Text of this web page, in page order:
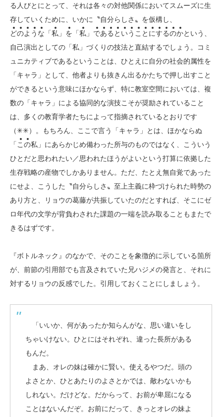
る人びとにとって、それは各々の対他関係においてスムーズに生
存していくために、いかに〝自分らしさ〟を仮構し、
どのよ う な 「私 」 を 「私 」 である と いう こ と にするのかという、
自己演出としての「私」づくりの技法と直結するでしょう。コミ
ュニカティブであるということは、ひとえに自分の社会的属性を
「キャラ」として、他者よりも抜きん出るかたちで押し出すこと
ができるという意味にほかならず、特に教室空間においては、複
数の「キャラ」による協同的な演技こそが奨励されていること
は、多くの教育学者たちによって指摘されているとおりです
（✳✳）。もちろん、ここで言う「キャラ」とは、ほかならぬ
「 こ の私」にあらかじめ備わった所与のものではなく、こういう
ひとだと思われたい／思われたほうがよいという打算に依拠した
生存戦略の産物でしかありません。ただ、たとえ無自覚であった
にせよ、こうした〝自分らしさ〟至上主義に枠づけられた時勢の
あり方と、リョウの葛藤が共振していたのだとすれば、そこにゼ
ロ年代の文学が背負わされた課題の一端を読み取ることもまたで
きるはずです。
『ボトルネック』のなかで、そのことを象徴的に示している箇所
が、前節の引用部でも言及されていた兄ハジメの発言と、それに
対するリョウの反感でした。引用しておくことにしましょう。
「いいか、何があったか知らんがな、思い違いをし
ちゃいけない。ひとにはそれぞれ、違った長所がある
もんだ。
まあ、オレの妹は確かに賢い。使えるやつだ。頭の
よさとか、ひとあたりのよさとかでは、敵わないかも
しれない。だけどな。だからって、お前が卑屈になる
ことはないんだぞ。お前にだって、きっとオレの妹よ